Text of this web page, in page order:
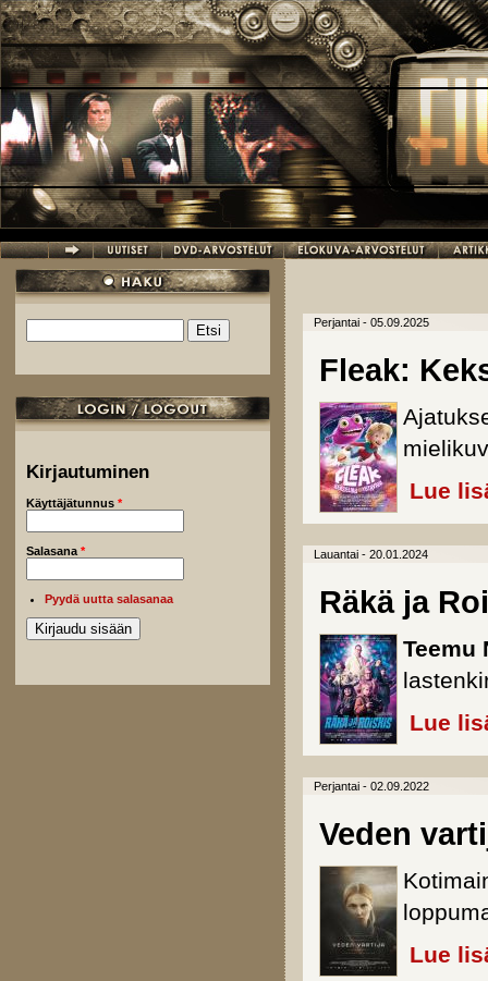
Hyppää pääsisältöön
Hakulomake
Kirjautuminen
Käyttäjätunnus *
Salasana *
Pyydä uutta salasanaa
Perjantai - 05.09.2025
Fleak:
Lue
Lauantai - 20.01.2024
Räkä ja
Teemu
Lue
Perjantai - 02.09.2022
Veden
Lue